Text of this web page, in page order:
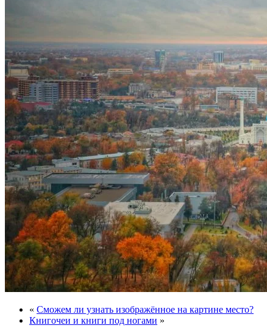
« Сможем ли узнать изображённое на картине место?
Книгочеи и книги под ногами »